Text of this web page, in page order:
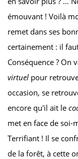
émouvant ! Voilà
remet dans ses
certainement : il
Conséquence ? On
virtuel pour
occasion, se
encore qu'il ait le
met en face de
Terrifiant ! Il se
de la forêt, à cette